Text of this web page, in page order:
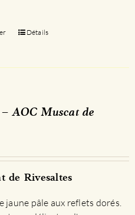
Détails
AOC Muscat de
de Rivesaltes
jaune pâle aux reflets dorés.